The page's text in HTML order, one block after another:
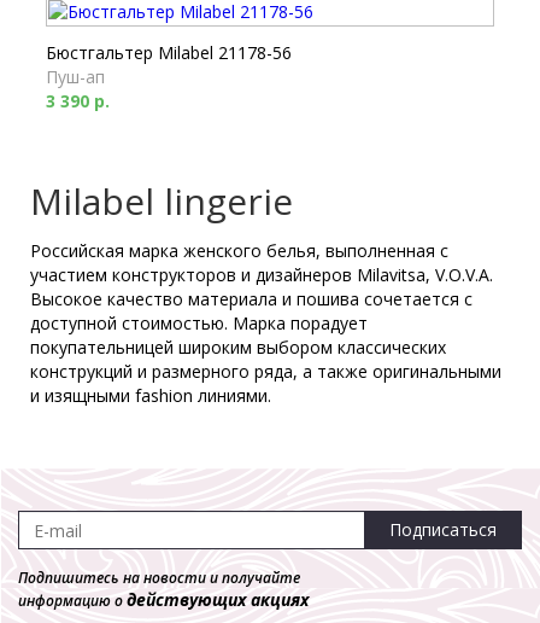
Бюстгальтер Milabel 21178-56
Пуш-ап
3 390 р.
Трусы Milabel **22030-56
1 860 р.
Milabel lingerie
Российская марка женского белья, выполненная с
участием конструкторов и дизайнеров Milavitsa, V.O.V.A.
Высокое качество материала и пошива сочетается с
доступной стоимостью. Марка порадует
покупательницей широким выбором классических
конструкций и размерного ряда, а также оригинальными
и изящными fashion линиями.
Подписаться
Подпишитесь на новости и получайте
информацию одействующих акциях